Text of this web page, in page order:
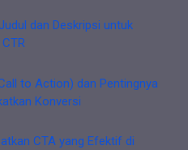
dan Deskripsi untuk
to Action) dan Pentingnya
Konversi
CTA yang Efektif di